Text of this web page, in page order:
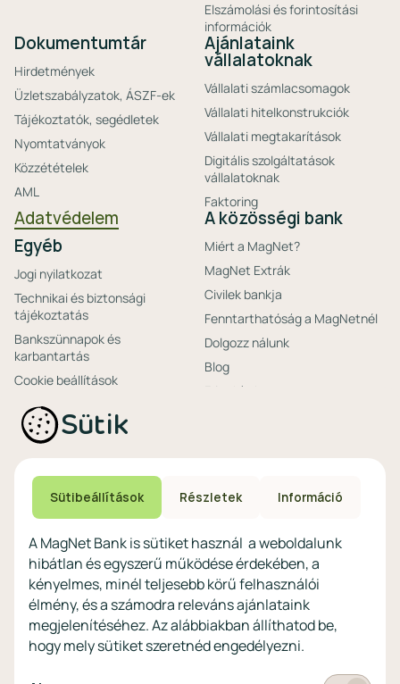
Elszámolási és forintosítási
információk
Dokumentumtár
Hirdetmények
Üzletszabályzatok, ÁSZF-ek
Tájékoztatók, segédletek
Nyomtatványok
Közzétételek
AML
Ajánlataink
vállalatoknak
Vállalati számlacsomagok
Vállalati hitelkonstrukciók
Vállalati megtakarítások
Digitális szolgáltatások
vállalatoknak
Faktoring
Adatvédelem
Egyéb
Jogi nyilatkozat
Technikai és biztonsági
tájékoztatás
Bankszünnapok és
karbantartás
Cookie beállítások
A közösségi bank
Miért a MagNet?
MagNet Extrák
Civilek bankja
Fenntarthatóság a MagNetnél
Dolgozz nálunk
Blog
Friss hírek
Ajánlataink non-
profitoknak
számlacsomagok
Megtakarítások non-
profitoknak
Digitális szolgáltatások non-
profitoknak
eszközökön
Vértezze fel magát a
kibercsalásokkal
szemben!
Látogasson el a KiberPajzs
honlapra!
Sütik
Sütibeállítások Részletek Információ
A MagNet Bank is sütiket használ a weboldalunk
hibátlan és egyszerű működése érdekében, a
kényelmes, minél teljesebb körű felhasználói
élmény, és a számodra releváns ajánlataink
megjelenítéséhez. Az alábbiakban állíthatod be,
hogy mely sütiket szeretnéd engedélyezni.